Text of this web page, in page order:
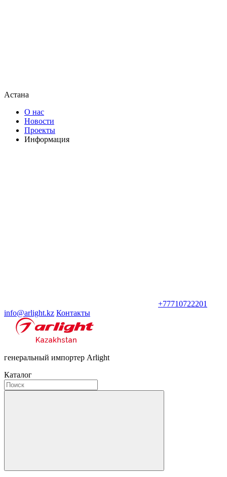
Астана
О нас
Новости
Проекты
Информация
+77710722201
info@arlight.kz Контакты
генеральный импортер Arlight
Каталог